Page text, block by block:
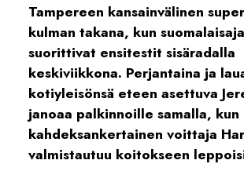
Tampereen kansainvälinen
kulman takana, kun
suorittivat ensitestit sisäradalla
keskiviikkona. Perjantaina ja
kotiyleisönsä eteen asettuva
janoaa palkinnoille samalla, kun
kahdeksankertainen voittaja
valmistautuu koitokseen